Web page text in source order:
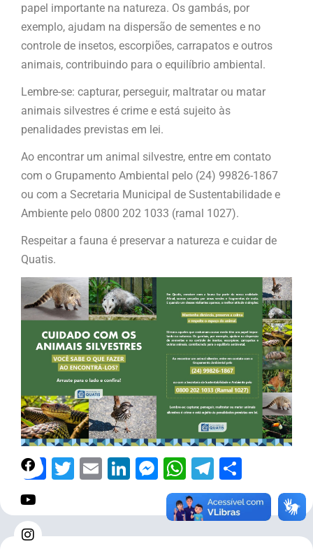
papel importante na natureza. Os gambás, por
exemplo, ajudam na dispersão de sementes e no
controle de insetos, escorpiões, carrapatos e outros
animais, contribuindo para o equilíbrio ambiental.
Lembre-se: capturar, perseguir, maltratar ou matar
animais silvestres é crime e está sujeito às
penalidades previstas em lei.
Ao encontrar um animal silvestre, entre em contato
com o Grupamento Ambiental pelo (24) 99826-1867
ou com a Secretaria Municipal de Sustentabilidade e
Ambiente pelo 0800 202 1033 (ramal 1027).
Respeitar a fauna é preservar a natureza e cuidar de
Quatis.
Facebook
Twitter
EmailLinkedIn
Messenger
WhatsApp
Telegram